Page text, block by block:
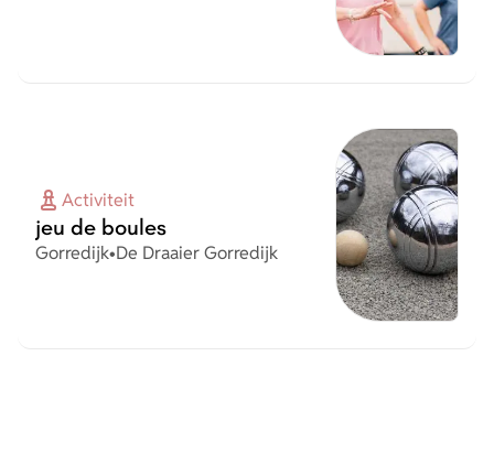
Activiteit
jeu de boules
Plaats
Gorredijk•Organisatie
De Draaier Gorredijk